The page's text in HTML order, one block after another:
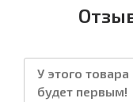
У этого
будет первым!